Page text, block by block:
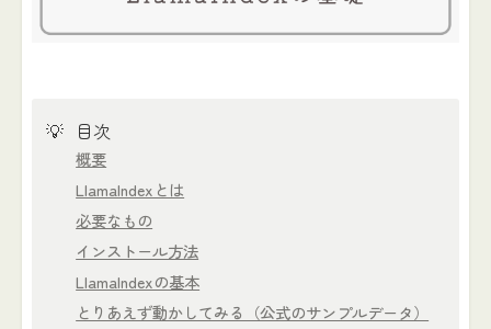
💡 目次
概要
LlamaIndexとは
必要なもの
インストール方法
LlamaIndexの基本
とりあえず動かしてみる（公式のサンプルデータ）